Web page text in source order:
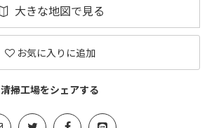
大きな地図で見る
お気に入りに追加
清掃工場をシェアする